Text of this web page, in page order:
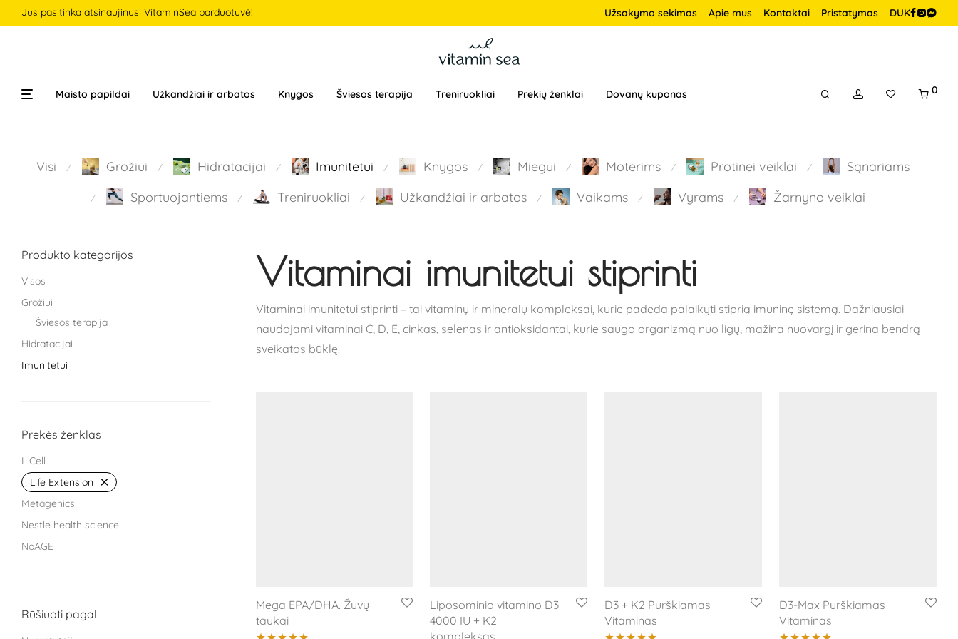
Jus pasitinka atsinaujinusi VitaminSea parduotuvė! Užsakymo sekimas Apie mus Kontaktai Pristatymas DUK
Maisto papildai Užkandžiai ir arbatos Knygos Šviesos terapija Treniruokliai Prekių ženklai Dovanų kuponas 0
Visi ⁄ Grožiui ⁄ Hidratacijai ⁄ Imunitetui ⁄ Knygos ⁄ Miegui ⁄ Moterims ⁄ Protinei veiklai ⁄ Sąnariams
⁄ Sportuojantiems ⁄ Treniruokliai ⁄ Užkandžiai ir arbatos ⁄ Vaikams ⁄ Vyrams ⁄ Žarnyno veiklai
Produkto kategorijos
Visos
Grožiui
Šviesos terapija
Hidratacijai
Imunitetui
Moterims
Sąnariams
Sportuojantiems
Prekės ženklas
L Cell
Life Extension
Metagenics
Nestle health science
NoAGE
Puhdistamo
Rūšiuoti pagal
Vitaminai imunitetui stiprinti
Vitaminai imunitetui stiprinti – tai vitaminų ir mineralų kompleksai, kurie padeda palaikyti stiprią imuninę sistemą. Dažniausiai
naudojami vitaminai C, D, E, cinkas, selenas ir antioksidantai, kurie saugo organizmą nuo ligų, mažina nuovargį ir gerina bendrą
sveikatos būklę.
Mega EPA/DHA. Žuvų
taukai
Liposominio vitamino D3
4000 IU + K2
kompleksas
D3 + K2 Purškiamas
Vitaminas
D3-Max Purškiamas
Vitaminas